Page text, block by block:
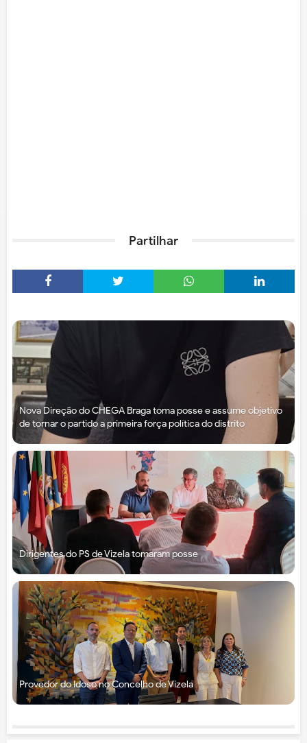
Partilhar
Nova Direção do CHEGA Braga toma posse e assume objetivo
de tornar o partido a primeira força política do distrito
Dirigentes do PS de Vizela tomaram posse
Provedor do Idoso no Concelho de Vizela